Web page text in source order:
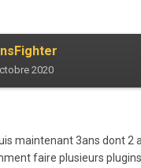
2020
maintenant 3ans dont 2
faire plusieurs